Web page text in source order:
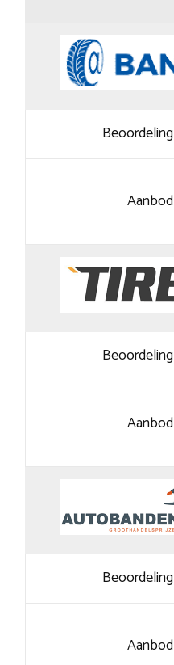
Beoordeling
Aanbod
Beoordeling
Aanbod
Beoordeling
Aanbod